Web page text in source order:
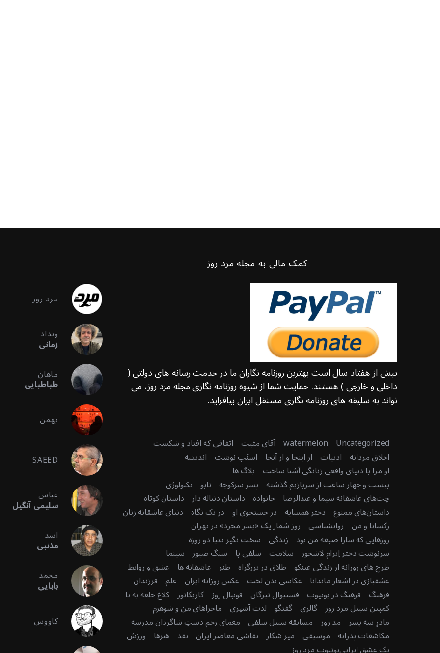
کمک مالی به مجله مرد روز
بیش از هفتاد سال است بهترین روزنامه نگاران ما در خدمت رسانه های دولتی (
داخلی و خارجی ) هستند. حمایت شما از شیوه روزنامه نگاری مجله مرد روز، می
تواند به سلیقه های روزنامه نگاری مستقل ایران بیافزاید.
Uncategorized
watermelon آقای مثبت اتفاقی که افتاد و شکست
اخلاق مردانه ادبیات از اینجا و از آنجا اسنَپ نوشت اندیشه
او مرا با دنیای واقعی زنانگی آشنا ساخت بلاگ ها
بیست و چهار ساعت از سربازیم گذشته پسر سرکوچه تابو تکنولوژی
چت‌های عاشقانه سیما و عبدالرضا خانواده داستان دنباله دار داستان کوتاه
داستان‌های ممنوع دختر همسایه در جستجوی او در یک نگاه دنیای عاشقانه زنان
رکسانا و من روانشناسی روز شمار یک «پسر مجرد» در تهران
روزهایی که سارا صیغه من بود زندگی سخت نگیر دنیا دو روزه
سرنوشت دختر اِبرام لاشخور سلامت سلفی پا سنگ صبور سینما
طرح های روزانه از زندگی عینکو طلاق در بزرگراه طنز عاشقانه ها عشق و روابط
عشقبازی در اشعار ماندانا عکاسی بدن لخت عکس روزانه ایران علم فرزندان
فرهنگ فرهنگ در یوتیوب فستیوال تیرگان فوتبال روز کاریکاتور کلاغ حلقه به پا
کمپین سبیل مرد روز گالری گفتگو لذت آشپزی ماجراهای من و شوهرم
مادرِ سه پسر مد روز مسابقه سبیل سلفی معمای زخم دستِ شاگردان مدرسه
مکاشفات پدرانه موسیقی میر شکار نقاشی معاصر ایران نقد هنرها ورزش
یک عشق ایرانییوتیوب مرد روز
مرد روز
ونداد
زمانی
ماهان
طباطبایی
بهمن
SAEED
عباس
سلیمی آنگیل
اسد
مذنبی
محمد
بابایی
کاووس